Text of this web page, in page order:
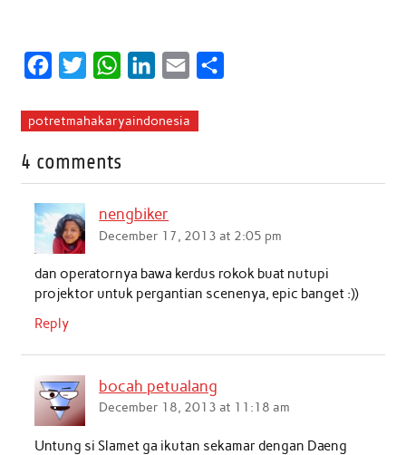
c
b
o
o
k
i
t
W
a
p
n
a
potretmahakaryaindonesia
4 comments
nengbiker
December 17, 2013 at 2:05 pm
dan operatornya bawa kerdus rokok buat nutupi
projektor untuk pergantian scenenya, epic banget :))
Reply
bocah petualang
December 18, 2013 at 11:18 am
Untung si Slamet ga ikutan sekamar dengan Daeng